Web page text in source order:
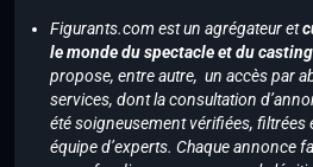
Figurants.com est un agrégateur et
le monde du spectacle et du
propose, entre autre, un accès par
services, dont la consultation
été soigneusement vérifiées, filtrées
équipe d’experts. Chaque annonce